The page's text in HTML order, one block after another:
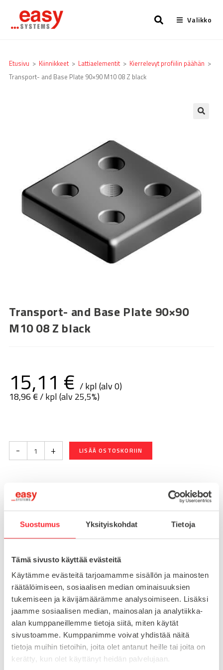
Suostumus Yksityiskohdat Tietoja
Tämä sivusto käyttää evästeitä
Käytämme evästeitä tarjoamamme sisällön ja mainosten
räätälöimiseen, sosiaalisen median ominaisuuksien
tukemiseen ja kävijämäärämme analysoimiseen. Lisäksi
jaamme sosiaalisen median, mainosalan ja analytiikka-
alan kumppaneillemme tietoja siitä, miten käytät
sivustoamme. Kumppanimme voivat yhdistää näitä
tietoja muihin tietoihin, joita olet antanut heille tai joita on
kerätty, kun olet käyttänyt heidän palvelujaan.
Valikko
Etusivu > Kiinnikkeet > Lattia­elementit > Kierrelevyt profiilin päähän >
Transport- and Base Plate 90×90 M10 08 Z black
Transport- and Base Plate 90×90
M10 08 Z black
15,11 € / kpl (alv 0)
18,96 €/ kpl (alv 25,5%)
- + LISÄÄ OSTOSKORIIN
Toimitusaika 7-10 arkipäivää
Pikatoimitus mahdollinen, kysy myynnistämme.
Toimituskulut 25€ kun lähetyksen pituus alle 1900mm.
Tuotenumero093T90901008S
Osasto
Kierrelevyt profiilin päähän
MATERIAALI
sinkki
MYYNTIERÄ
1